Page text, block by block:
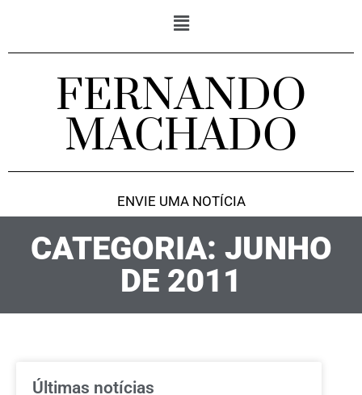
FERNANDO
MACHADO
ENVIE UMA NOTÍCIA
CATEGORIA: JUNHO
DE 2011
Últimas notícias